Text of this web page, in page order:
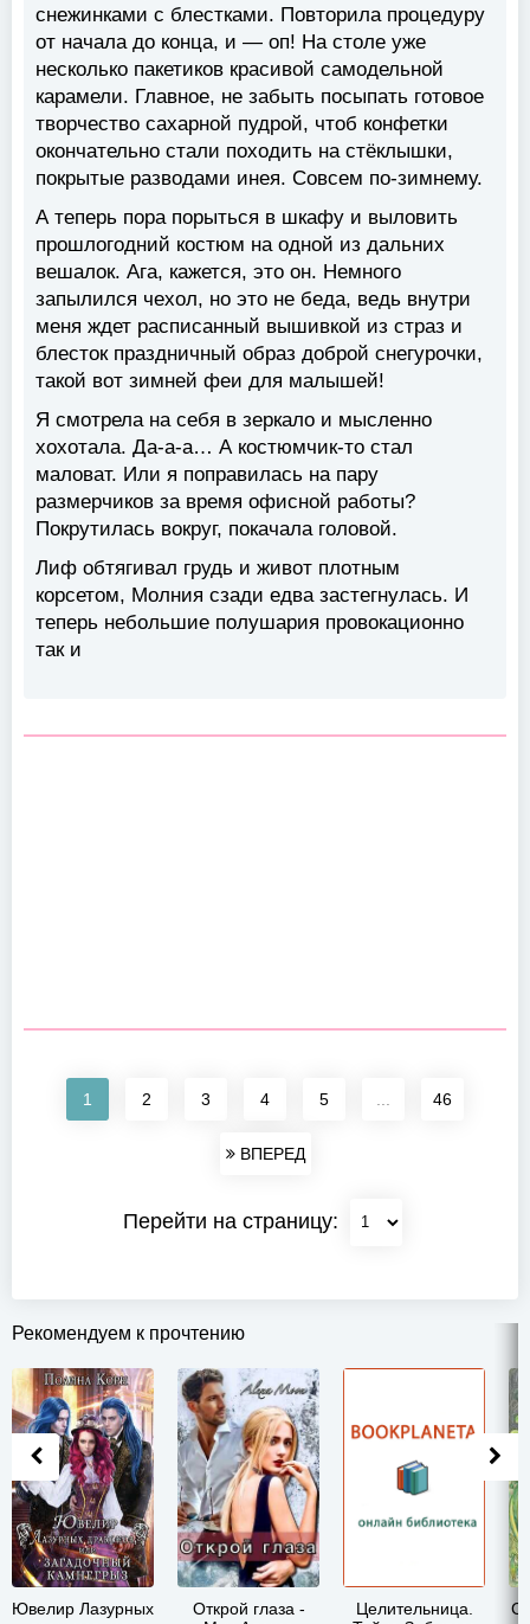
снежинками с блестками. Повторила процедуру
от начала до конца, и — оп! На столе уже
несколько пакетиков красивой самодельной
карамели. Главное, не забыть посыпать готовое
творчество сахарной пудрой, чтоб конфетки
окончательно стали походить на стёклышки,
покрытые разводами инея. Совсем по-зимнему.
А теперь пора порыться в шкафу и выловить
прошлогодний костюм на одной из дальних
вешалок. Ага, кажется, это он. Немного
запылился чехол, но это не беда, ведь внутри
меня ждет расписанный вышивкой из страз и
блесток праздничный образ доброй снегурочки,
такой вот зимней феи для малышей!
Я смотрела на себя в зеркало и мысленно
хохотала. Да-а-а… А костюмчик-то стал
маловат. Или я поправилась на пару
размерчиков за время офисной работы?
Покрутилась вокруг, покачала головой.
Лиф обтягивал грудь и живот плотным
корсетом, Молния сзади едва застегнулась. И
теперь небольшие полушария провокационно
так и
1 2 3 4 5 46
ВПЕРЕД
Перейти на страницу:
Рекомендуем к прочтению
Ювелир Лазурных
Открой глаза -
Целительница.